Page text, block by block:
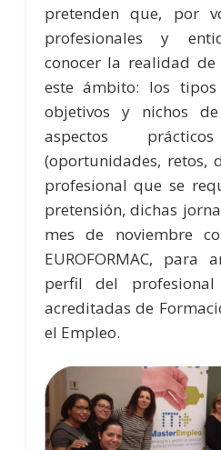
pretenden que, por
profesionales y
conocer la realidad
este ámbito: los
objetivos y nichos
aspectos
(oportunidades, retos,
profesional que se
pretensión, dichas
mes de noviembre
EUROFORMAC,
perfil del
acreditadas de
el Empleo.